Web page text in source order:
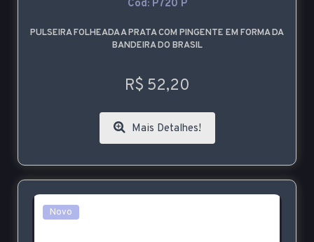
Cod: P720 P
PULSEIRA FOLHEADA A PRATA COM PINGENTE EM FORMA DA
BANDEIRA DO BRASIL
R$ 52,20
Mais Detalhes!
Novo